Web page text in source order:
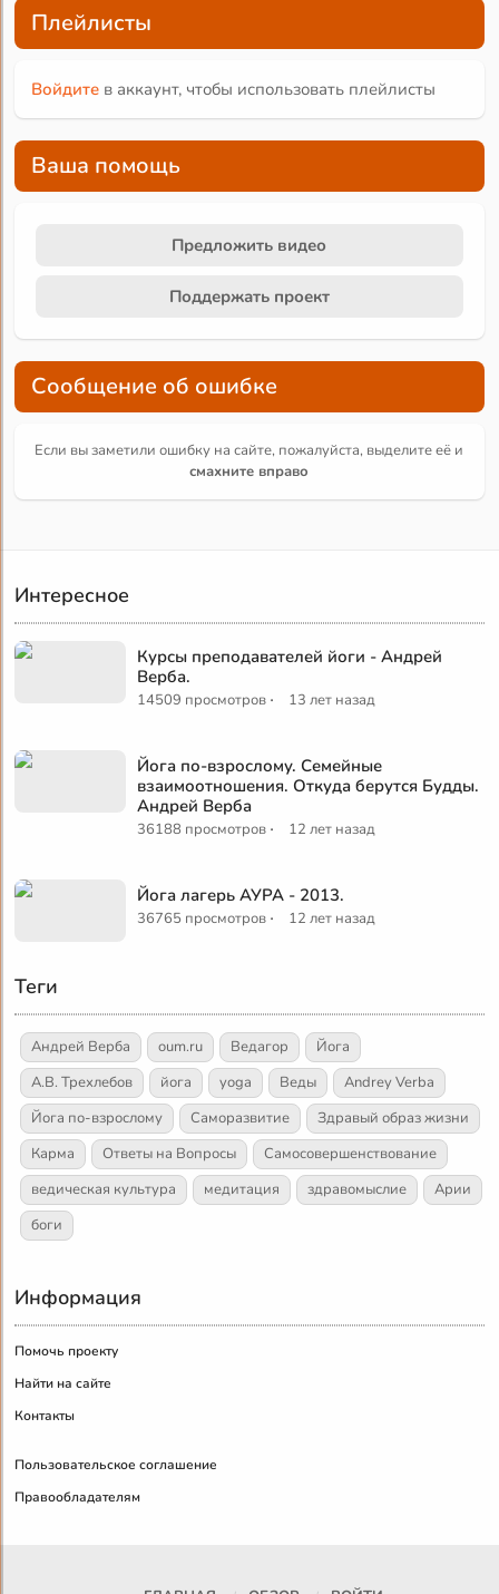
Плейлисты
Войдите в аккаунт, чтобы использовать плейлисты
Ваша помощь
Предложить видео
Поддержать проект
Сообщение об ошибке
Если вы заметили ошибку на сайте, пожалуйста, выделите её и
смахните вправо
Интересное
Курсы преподавателей йоги - Андрей
Верба.
14509 просмотров · 13 лет назад
Йога по-взрослому. Семейные
взаимоотношения. Откуда берутся Будды.
Андрей Верба
36188 просмотров · 12 лет назад
Йога лагерь АУРА - 2013.
36765 просмотров · 12 лет назад
Теги
Андрей Верба oum.ru Ведагор
Йога
А.В. Трехлебов
йога yoga Веды
Andrey Verba
Йога по-взрослому
Саморазвитие
Здравый образ жизни
Карма
Ответы на Вопросы
Самосовершенствование
ведическая культура
медитация здравомыслие
Арии
боги
Информация
Помочь проекту
Найти на сайте
Контакты
Пользовательское соглашение
Правообладателям